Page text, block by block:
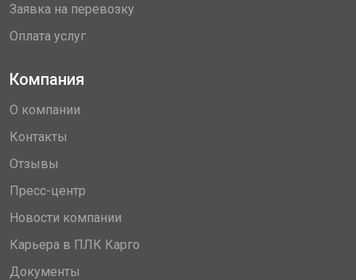
Заявка на перевозку
Оплата услуг
Компания
О компании
Контакты
Отзывы
Пресс-центр
Новости компании
Карьера в ПЛК Карго
Документы